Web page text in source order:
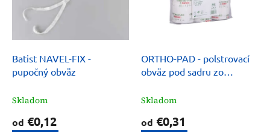
o
Batist NAVEL-FIX -
pupočný obväz
Skladom
od €0,12
ORTHO-PAD - polstrovací
obväz pod sadru zo
Skladom
od €0,31